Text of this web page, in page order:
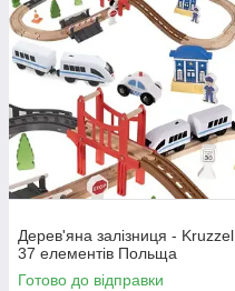
Дерев'яна залізниця - Kruzzel
37 елементів Польща
Готово до відправки